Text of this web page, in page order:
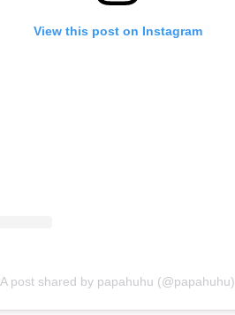
View this post on Instagram
A post shared by papahuhu (@papahuhu)